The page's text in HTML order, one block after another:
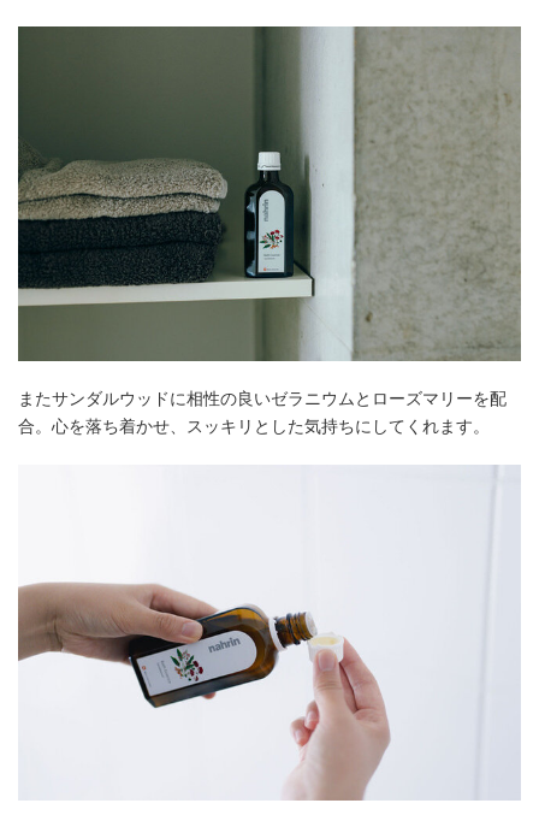
またサンダルウッドに相性の良いゼラニウムとローズマリーを配
合。心を落ち着かせ、スッキリとした気持ちにしてくれます。